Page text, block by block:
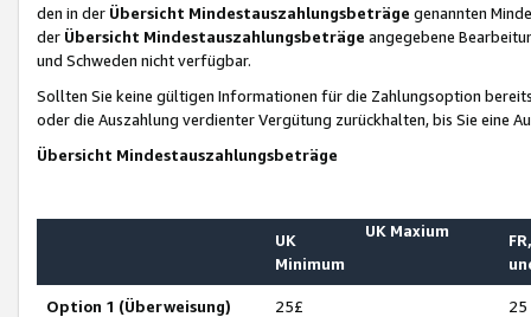
den in der Übersicht Mindestauszahlungsbeträge genannten
der Übersicht Mindestauszahlungsbeträge angegebene
und Schweden nicht verfügbar.
Sollten Sie keine gültigen Informationen für die Zahlungsoption
oder die Auszahlung verdienter Vergütung zurückhalten, bis Sie
Übersicht Mindestauszahlungsbeträge
UK
Minimum
UK Maxium
Option 1 (Überweisung) 25£ 25